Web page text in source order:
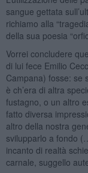
sangue gettata
richiamo alla
della sua poesia
Vorrei concludere
di lui fece Emilio
Campana) fosse: se
è ch’era di altra
fustagno, o un altro
fatto diversa
altro della nostra
svilupparlo a fondo
incanto di realtà
carnale, suggello